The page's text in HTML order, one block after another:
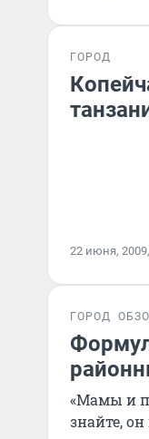
ГОРОД
22 июня,
ГОРОД
«Мамы и
знайте,